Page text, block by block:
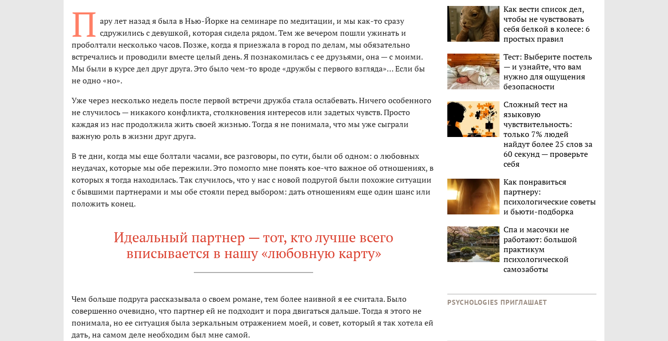
П ару лет назад я была в Нью-Йорке на семинаре по медитации, и мы как-то сразу
сдружились с девушкой, которая сидела рядом. Тем же вечером пошли ужинать и
проболтали несколько часов. Позже, когда я приезжала в город по делам, мы обязательно
встречались и проводили вместе целый день. Я познакомилась с ее друзьями, она — с моими.
Мы были в курсе дел друг друга. Это было чем-то вроде «дружбы с первого взгляда»… Если бы
не одно «но».
Уже через несколько недель после первой встречи дружба стала ослабевать. Ничего особенного
не случилось — никакого конфликта, столкновения интересов или задетых чувств. Просто
каждая из нас продолжила жить своей жизнью. Тогда я не понимала, что мы уже сыграли
важную роль в жизни друг друга.
В те дни, когда мы еще болтали часами, все разговоры, по сути, были об одном: о любовных
неудачах, которые мы обе пережили. Это помогло мне понять кое-что важное об отношениях, в
которых я тогда находилась. Так случилось, что у нас с новой подругой были похожие ситуации
с бывшими партнерами и мы обе стояли перед выбором: дать отношениям еще один шанс или
положить конец.
Идеальный партнер — тот, кто лучше всего
вписывается в нашу «любовную карту»
Чем больше подруга рассказывала о своем романе, тем более наивной я ее считала. Было
совершенно очевидно, что партнер ей не подходит и пора двигаться дальше. Тогда я этого не
понимала, но ее ситуация была зеркальным отражением моей, и совет, который я так хотела ей
дать, на самом деле необходим был мне самой.
Как вести список дел,
чтобы не чувствовать
себя белкой в колесе: 6
простых правил
Тест: Выберите постель
— и узнайте, что вам
нужно для ощущения
безопасности
Сложный тест на
языковую
чувствительность:
только 7% людей
найдут более 25 слов за
60 секунд — проверьте
себя
Как понравиться
партнеру:
психологические советы
и бьюти-подборка
Спа и масочки не
работают: большой
практикум
психологической
самозаботы
PSYCHOLOGIES ПРИГЛАШАЕТ